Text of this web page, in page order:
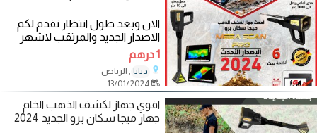
الان وبعد طول انتظار نقدم لكم
الاصدار الجديد والمرتقب لاشهر
اجهزة كشف الذهب والمعادن
والكنوز
1 درهم
دبابا , الرياض
اقوي جهاز لكشف الذهب الخام
جهاز ميجا سكان برو الجديد 2024